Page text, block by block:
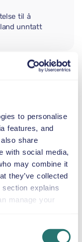
to personalise
features, and
share
with social media,
may combine it
they’ve collected
explains
manage your
til å
unntatt